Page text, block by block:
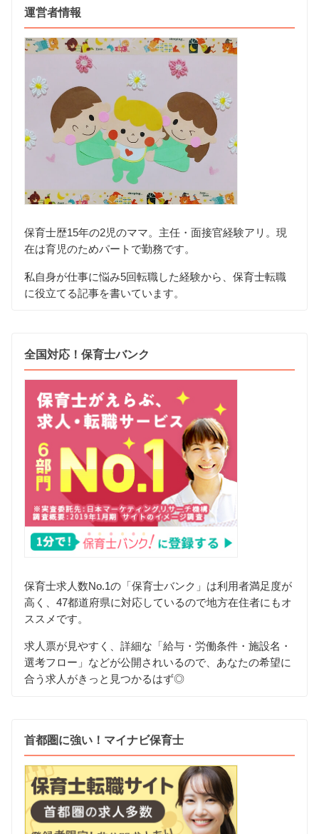
装・質問されること・確認
するポイント」をご紹介し
たいと思います。
運営者情報
保育士歴15年の2児のママ。主任・面接官経験アリ。現
在は育児のためパートで勤務です。
私自身が仕事に悩み5回転職した経験から、保育士転職
に役立てる記事を書いています。
全国対応！保育士バンク
保育士求人数No.1の「保育士バンク」は利用者満足度が
高く、47都道府県に対応しているので地方在住者にもオ
ススメです。
求人票が見やすく、詳細な「給与・労働条件・施設名・
選考フロー」などが公開されいるので、あなたの希望に
合う求人がきっと見つかるはず◎
首都圏に強い！マイナビ保育士